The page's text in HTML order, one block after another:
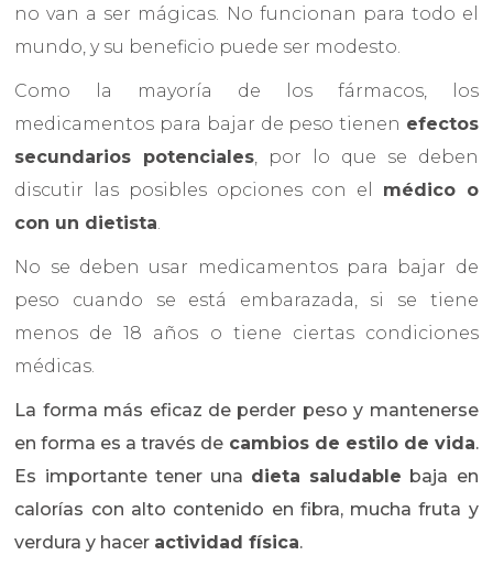
no van a ser mágicas. No funcionan para todo el
mundo, y su beneficio puede ser modesto.
Como la mayoría de los fármacos, los
medicamentos para bajar de peso tienen efectos
secundarios potenciales, por lo que se deben
discutir las posibles opciones con el médico o
con un dietista.
No se deben usar medicamentos para bajar de
peso cuando se está embarazada, si se tiene
menos de 18 años o tiene ciertas condiciones
médicas.
La forma más eficaz de perder peso y mantenerse
en forma es a través de cambios de estilo de vida.
Es importante tener una dieta saludable baja en
calorías con alto contenido en fibra, mucha fruta y
verdura y hacer actividad física.